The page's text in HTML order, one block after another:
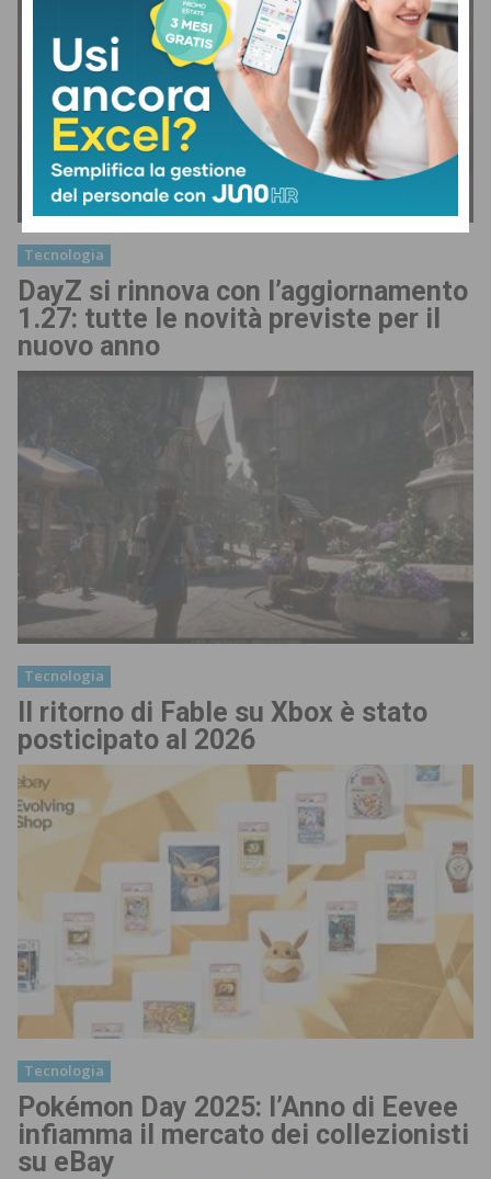
Tecnologia
DayZ si rinnova con l’aggiornamento
1.27: tutte le novità previste per il
nuovo anno
Tecnologia
Il ritorno di Fable su Xbox è stato
posticipato al 2026
Tecnologia
Pokémon Day 2025: l’Anno di Eevee
infiamma il mercato dei collezionisti
su eBay